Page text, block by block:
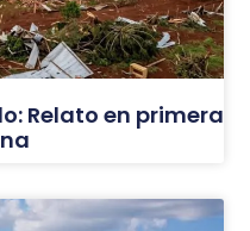
Relato en primera